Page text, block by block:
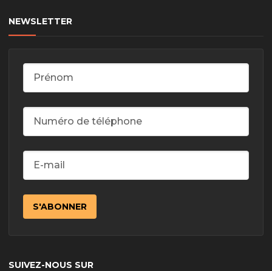
NEWSLETTER
SUIVEZ-NOUS SUR